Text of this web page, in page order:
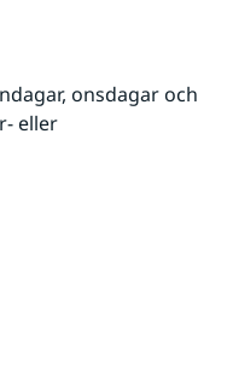
onsdagar och
eller